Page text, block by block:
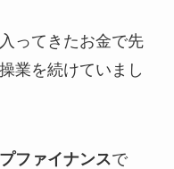
ってきたお金で先
業を続けていまし
ファイナンスで